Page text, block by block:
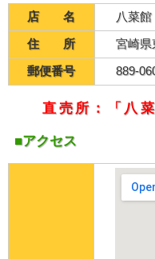
店 名
八菜館
住 所
宮崎県
郵便番号
889-
直売所：「八
■アクセス